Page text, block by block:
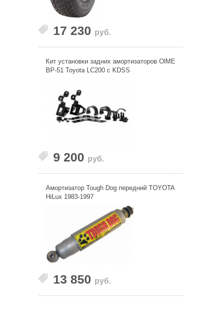
17 230 руб.
Кит установки задних амортизаторов OlME
BP-51 Toyota LC200 с KDSS
9 200 руб.
Амортизатор Tough Dog передний TOYOTA
HiLux 1983-1997
13 850 руб.